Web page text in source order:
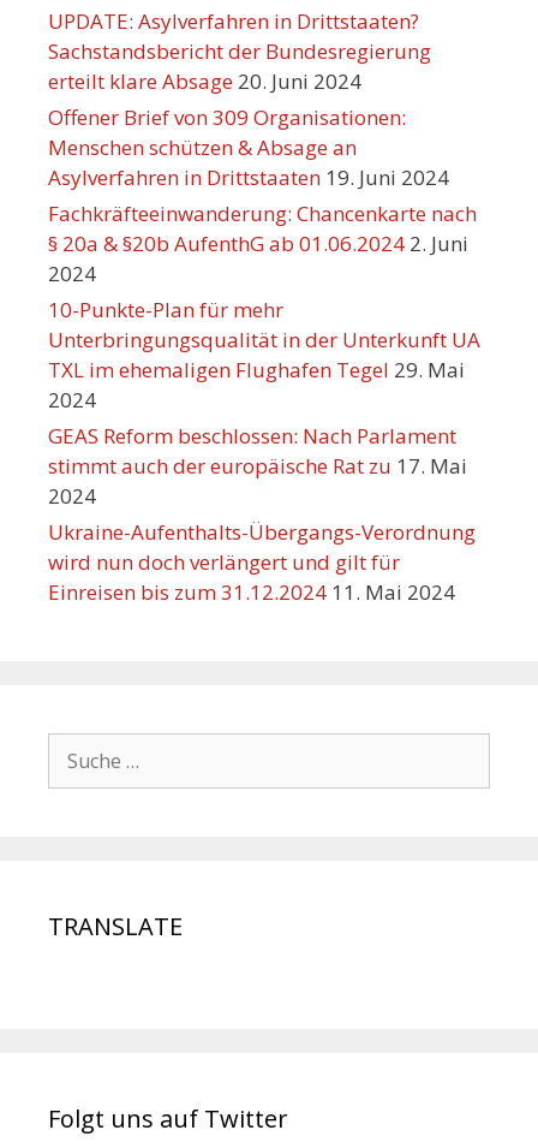
UPDATE: Asylverfahren in Drittstaaten?
Sachstandsbericht der Bundesregierung
erteilt klare Absage 20. Juni 2024
Offener Brief von 309 Organisationen:
Menschen schützen & Absage an
Asylverfahren in Drittstaaten 19. Juni 2024
Fachkräfteeinwanderung: Chancenkarte nach
§ 20a & §20b AufenthG ab 01.06.2024 2. Juni
2024
10-Punkte-Plan für mehr
Unterbringungsqualität in der Unterkunft UA
TXL im ehemaligen Flughafen Tegel 29. Mai
2024
GEAS Reform beschlossen: Nach Parlament
stimmt auch der europäische Rat zu 17. Mai
2024
Ukraine-Aufenthalts-Übergangs-Verordnung
wird nun doch verlängert und gilt für
Einreisen bis zum 31.12.2024 11. Mai 2024
TRANSLATE
Folgt uns auf Twitter